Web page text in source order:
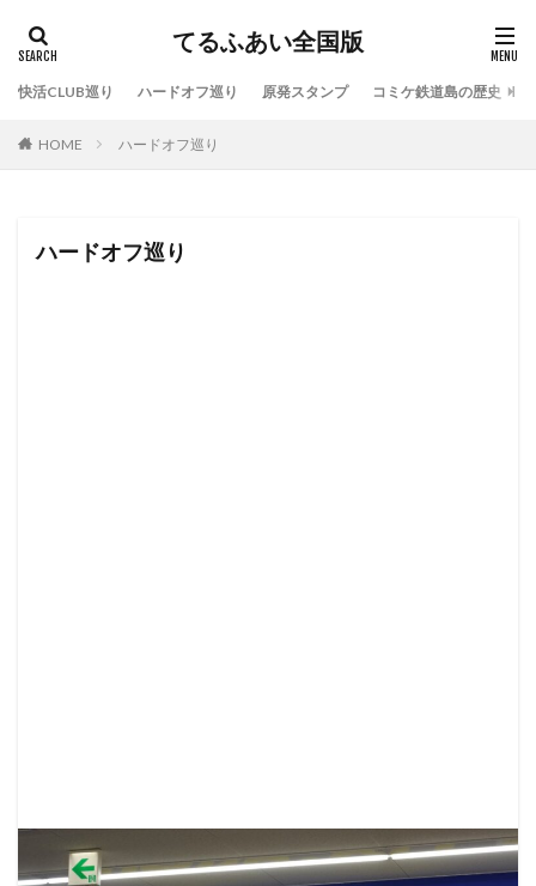
てるふあい全国版
快活CLUB巡り ハードオフ巡り 原発スタンプ コミケ鉄道島の歴史
HOME ハードオフ巡り
ハードオフ巡り